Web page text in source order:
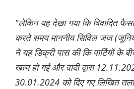
"लेकिन यह देखा गया कि विवादित
करते समय माननीय सिविल जज
ने यह डिक्री पास की कि पार्टियों के
खत्म हो गई और वादी द्वारा
30.01.2024 को दिए गए लिखित